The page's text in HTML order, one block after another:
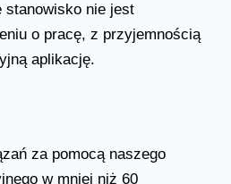
stanowisko nie jest
o pracę, z przyjemnością
aplikację.
za pomocą naszego
w mniej niż 60